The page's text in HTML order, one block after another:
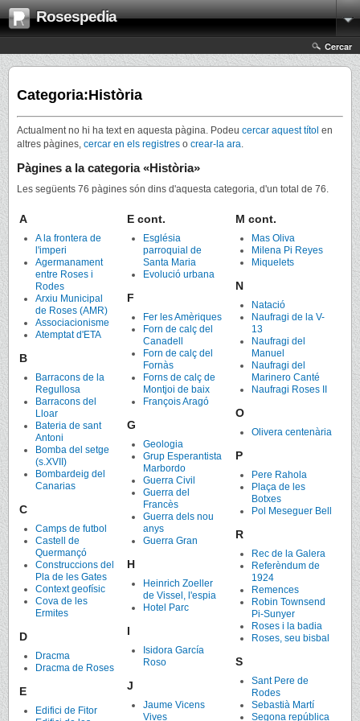
Rosespedia
Cercar
Categoria:Història
Actualment no hi ha text en aquesta pàgina. Podeu cercar aquest títol en
altres pàgines, cercar en els registres o crear-la ara.
Pàgines a la categoria «Història»
Les següents 76 pàgines són dins d'aquesta categoria, d'un total de 76.
A
A la frontera de
l'imperi
Agermanament
entre Roses i
Rodes
Arxiu Municipal
de Roses (AMR)
Associacionisme
Atemptat d'ETA
B
Barracons de la
Regullosa
Barracons del
Lloar
Bateria de sant
Antoni
Bomba del setge
(s.XVII)
Bombardeig del
Canarias
C
Camps de futbol
Castell de
Quermançó
Construccions del
Pla de les Gates
Context geofísic
Cova de les
Ermites
D
Dracma
Dracma de Roses
E
Edifici de Fitor
E cont.
Església
parroquial de
Santa Maria
Evolució urbana
F
Fer les Amèriques
Forn de calç del
Canadell
Forn de calç del
Fornàs
Forns de calç de
Montjoi de baix
François Aragó
G
Geologia
Grup Esperantista
Marbordo
Guerra Civil
Guerra del
Francès
Guerra dels nou
anys
Guerra Gran
H
Heinrich Zoeller
de Vissel, l'espia
Hotel Parc
I
Isidora García
Roso
J
Jaume Vicens
Vives
M cont.
Mas Oliva
Milena Pi Reyes
Miquelets
N
Natació
Naufragi de la V-
13
Naufragi del
Manuel
Naufragi del
Marinero Canté
Naufragi Roses II
O
Olivera centenària
P
Pere Rahola
Plaça de les
Botxes
Pol Meseguer Bell
R
Rec de la Galera
Referèndum de
1924
Remences
Robin Townsend
Pi-Sunyer
Roses i la badia
Roses, seu bisbal
S
Sant Pere de
Rodes
Sebastià Martí
Segona república